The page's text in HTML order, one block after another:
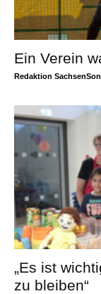
Ein Verein
Redaktion
„Es ist
zu bleiben“